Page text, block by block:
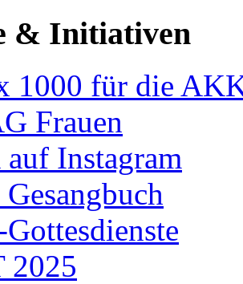
& Initiativen
1000 für die
Frauen
Instagram
Gesangbuch
2025